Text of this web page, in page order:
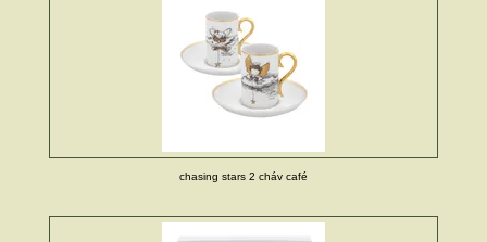
chasing stars 2 cháv café